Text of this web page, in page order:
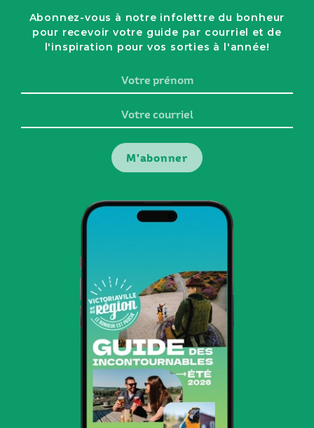
Abonnez-vous à notre infolettre du bonheur
pour recevoir votre guide par courriel et de
l'inspiration pour vos sorties à l'année!
prénom
courriel